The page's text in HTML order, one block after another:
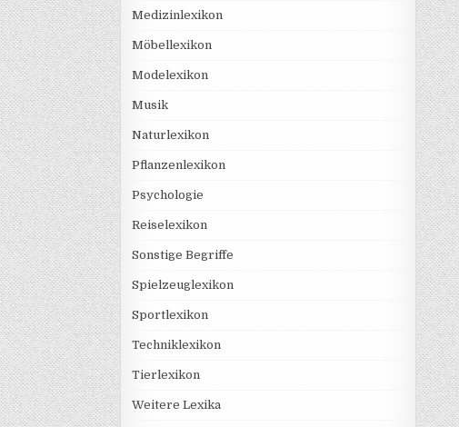
Medizinlexikon
Möbellexikon
Modelexikon
Musik
Naturlexikon
Pflanzenlexikon
Psychologie
Reiselexikon
Sonstige Begriffe
Spielzeuglexikon
Sportlexikon
Techniklexikon
Tierlexikon
Weitere Lexika